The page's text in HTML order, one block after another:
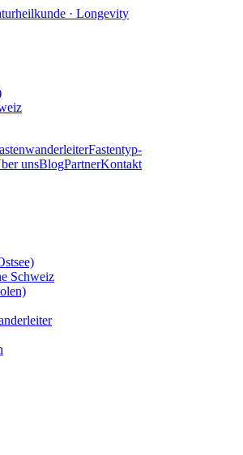
· Longevity
Fastentyp-
unsBlogPartnerKontakt
Schweiz